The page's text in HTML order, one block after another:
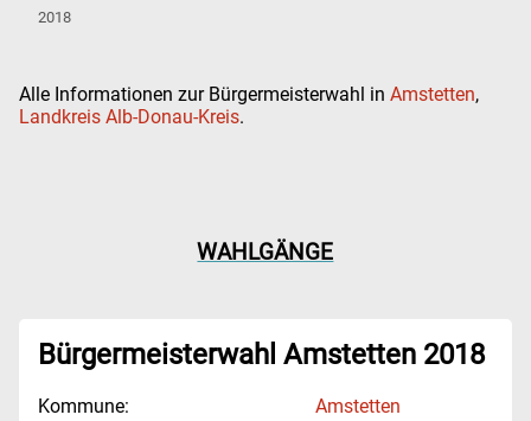
2018
Alle Informationen zur Bürgermeisterwahl in Amstetten,
Landkreis Alb-Donau-Kreis.
WAHLGÄNGE
Bürgermeisterwahl Amstetten 2018
Kommune:
Amstetten